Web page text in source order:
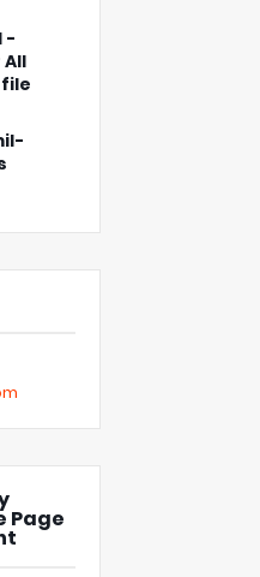
-
All
Page